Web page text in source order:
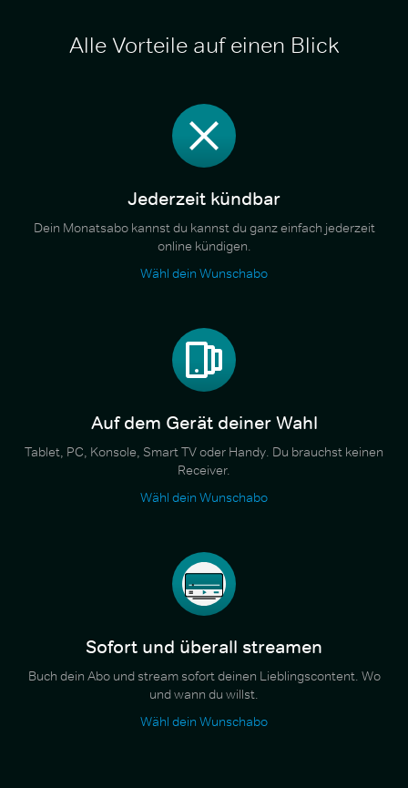
Alle Vorteile auf einen Blick
Jederzeit kündbar
Dein Monatsabo kannst du kannst du ganz einfach jederzeit
online kündigen.
Wähl dein Wunschabo
Auf dem Gerät deiner Wahl
Tablet, PC, Konsole, Smart TV oder Handy. Du brauchst keinen
Receiver.
Wähl dein Wunschabo
Sofort und überall streamen
Buch dein Abo und stream sofort deinen Lieblingscontent. Wo
und wann du willst.
Wähl dein Wunschabo